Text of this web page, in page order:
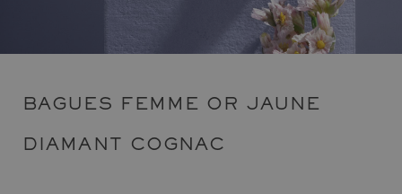
BAGUES FEMME OR JAUNE
DIAMANT COGNAC